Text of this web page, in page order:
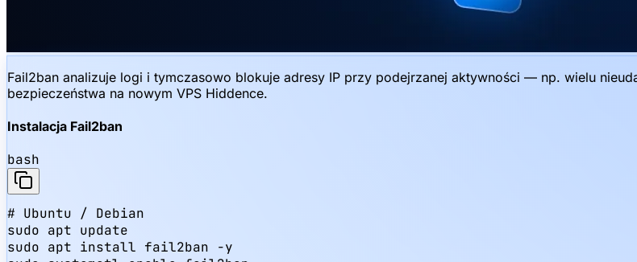
Fail2ban analizuje logi i tymczasowo blokuje adresy IP przy podejrzanej aktywności — np. wielu
bezpieczeństwa na nowym VPS Hiddence.
Instalacja Fail2ban
bash
# Ubuntu / Debian
sudo apt update
sudo apt install fail2ban -y